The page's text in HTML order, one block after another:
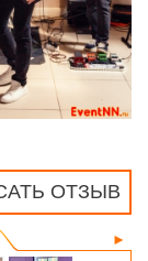
ОТЗЫВ
►